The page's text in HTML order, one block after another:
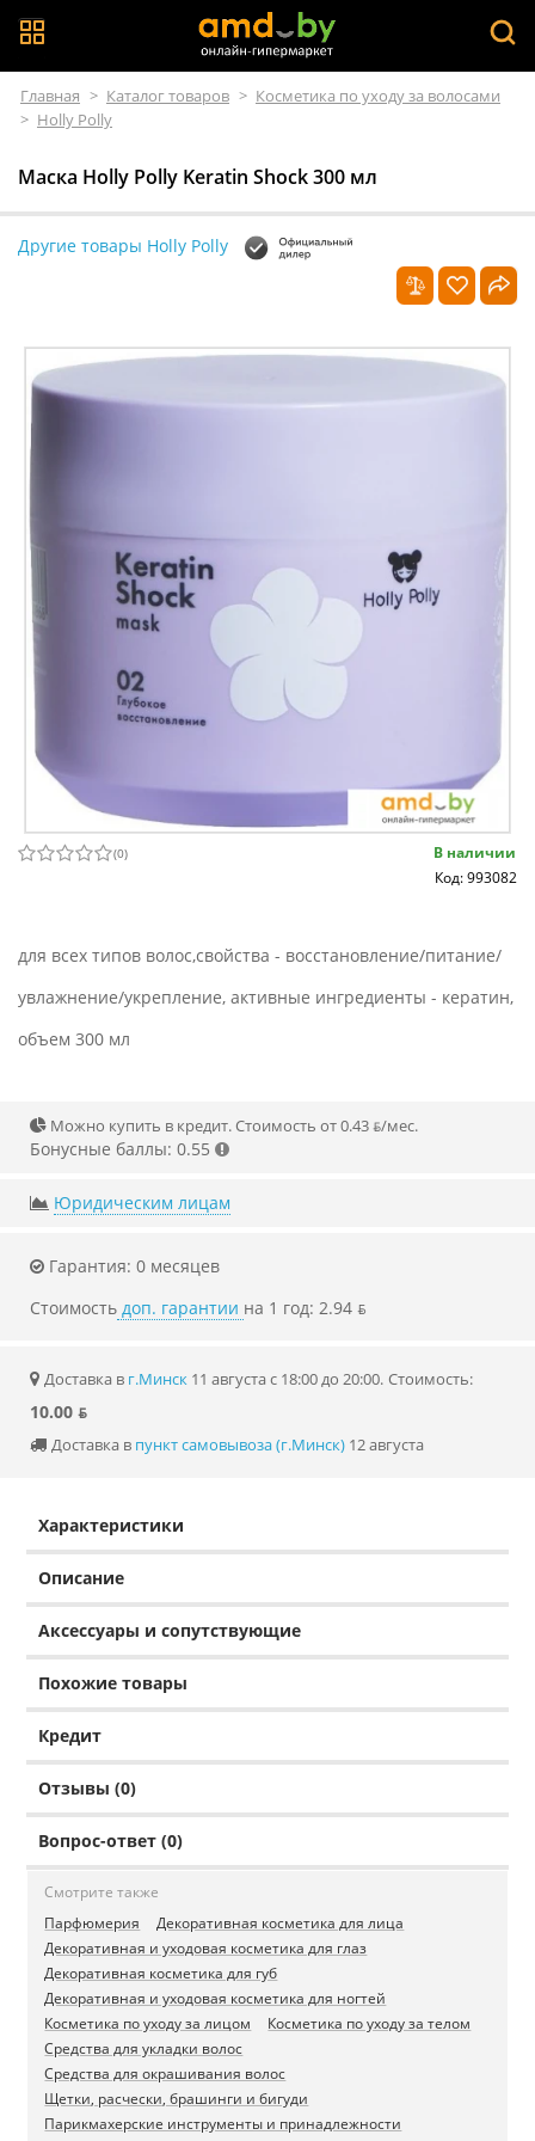
Главная > Каталог товаров > Косметика по уходу за волосами
> Holly Polly
Маска Holly Polly Keratin Shock 300 мл
Другие товары Holly Polly
(0)
В наличии
Код: 993082
для всех типов волос,свойства - восстановление/питание/
увлажнение/укрепление, активные ингредиенты - кератин,
объем 300 мл
Можно купить в кредит. Стоимость от 0.43 ƃ/мec.
Бонусные баллы: 0.55
Юридическим лицам
Гарантия: 0 месяцев
Стоимость доп. гарантии на 1 год: 2.94 ƃ
Доставка в г.Минск 11 августа с 18:00 до 20:00. Стоимость:
10.00 ƃ
Доставка в пункт самовывоза (г.Минск) 12 августа
Характеристики
Описание
Аксессуары и сопутствующие
Похожие товары
Кредит
Отзывы (0)
Вопрос-ответ (0)
Смотрите также
Парфюмерия
Декоративная косметика для лица
Декоративная и уходовая косметика для глаз
Декоративная косметика для губ
Декоративная и уходовая косметика для ногтей
Косметика по уходу за лицом
Косметика по уходу за телом
Средства для укладки волос
Средства для окрашивания волос
Щетки, расчески, брашинги и бигуди
Парикмахерские инструменты и принадлежности